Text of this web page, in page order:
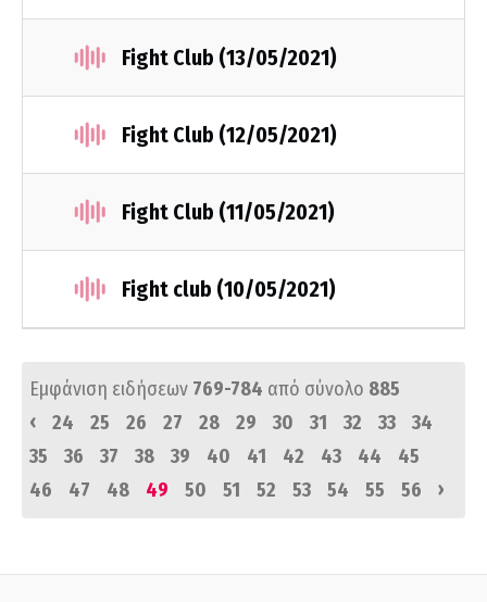
Fight Club (13/05/2021)
Fight Club (12/05/2021)
Fight Club (11/05/2021)
Fight club (10/05/2021)
Εμφάνιση ειδήσεων 769-784 από σύνολο 885
‹
24 25 26 27 28 29 30 31 32 33
34
35
36 37 38 39 40 41 42 43 44
45
46
47 48 49 50 51 52 53 54 55 56 ›